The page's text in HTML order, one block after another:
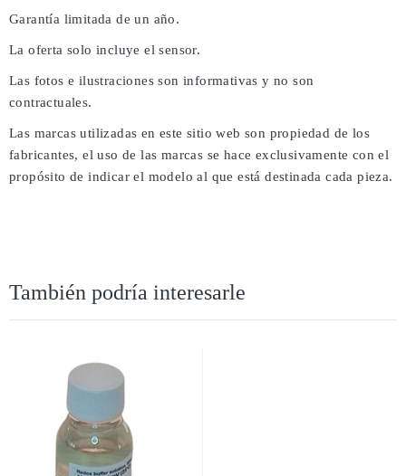
Garantía limitada de un año.
La oferta solo incluye el sensor.
Las fotos e ilustraciones son informativas y no son
contractuales.
Las marcas utilizadas en este sitio web son propiedad de los
fabricantes, el uso de las marcas se hace exclusivamente con el
propósito de indicar el modelo al que está destinada cada pieza.
También podría interesarle